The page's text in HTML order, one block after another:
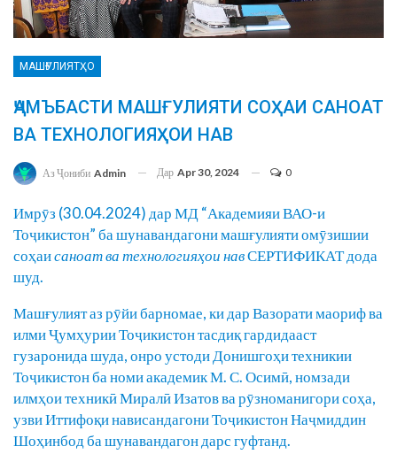
МАШҒУЛИЯТҲО
ҶАМЪБАСТИ МАШҒУЛИЯТИ СОҲАИ САНОАТ
ВА ТЕХНОЛОГИЯҲОИ НАВ
Аз Ҷониби Admin Дар Apr 30, 2024 0
Имрӯз (30.04.2024) дар МД “Академияи ВАО-и
Тоҷикистон” ба шунавандагони машғулияти омӯзишии
соҳаисаноат ва технологияҳои навСЕРТИФИКАТ дода
шуд.
Машғулият аз рӯйи барномае, ки дар Вазорати маориф ва
илми Ҷумҳурии Тоҷикистон тасдиқ гардидааст
гузаронида шуда, онро устоди Донишгоҳи техникии
Тоҷикистон ба номи академик М. С. Осимӣ, номзади
илмҳои техникӣ Миралӣ Изатов ва рӯзноманигори соҳа,
узви Иттифоқи нависандагони Тоҷикистон Наҷмиддин
Шоҳинбод ба шунавандагон дарс гуфтанд.